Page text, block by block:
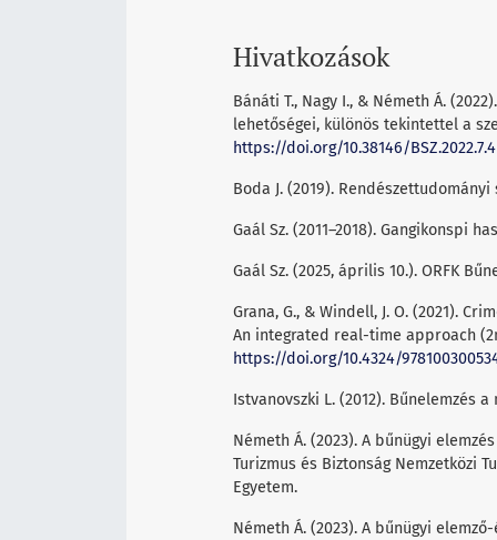
Hivatkozások
Bánáti T., Nagy I., & Németh Á.
lehetőségei, különös tekintettel a
https://doi.org/10.38146/BSZ.2022.7.4
Boda J. (2019).
Gaál Sz. (2011–2018). Gangikonspi
Gaál Sz. (2025, április 10.). ORFK
Grana, G., & Windell, J. O. (2021).
An integrated real-time approach
https://doi.org/10.4324/
Istvanovszki L. (2012). Bűnelemzés
Németh Á. (2023). A bűnügyi
Turizmus és Biztonság Nemzetközi
Egyetem.
Németh Á. (2023). A bűnügyi